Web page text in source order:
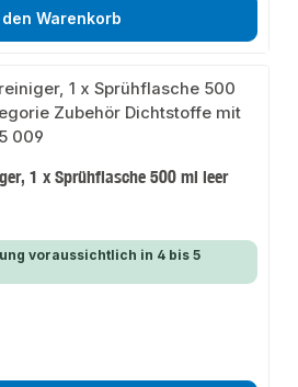
den Warenkorb
1 x Sprühflasche 500 ml leer
voraussichtlich in 4 bis 5